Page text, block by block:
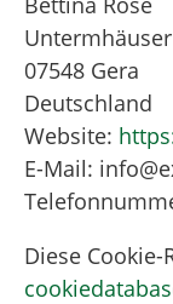
07548 Gera
Deutschland
Website:
E-Mail: info@
Diese